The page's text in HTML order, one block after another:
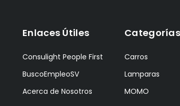
Enlaces Útiles
Consulight People First
BuscoEmpleoSV
Acerca de Nosotros
Categorías
Carros
Lamparas
MOMO